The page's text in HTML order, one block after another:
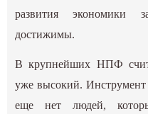
развития экономики
достижимы.
В крупнейших НПФ
уже высокий. Инструмент
еще нет людей,